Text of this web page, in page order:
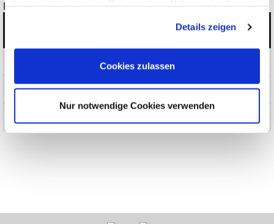
Details zeigen
Cookies zulassen
Nur notwendige Cookies verwenden
Datasheet_HIOKI_BT4560_en.pdf
News und Aktionen